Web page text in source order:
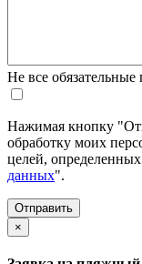
Не все
Нажимая кнопку
обработку моих
целей,
данных".
×